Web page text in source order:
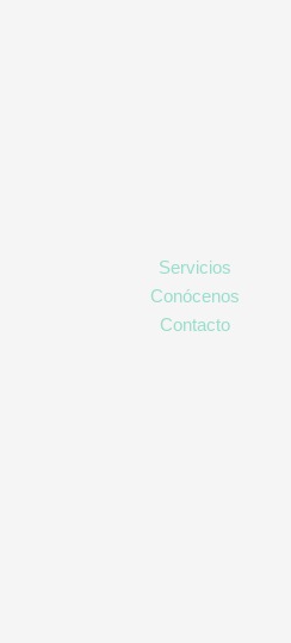
Servicios
Conócenos
Contacto